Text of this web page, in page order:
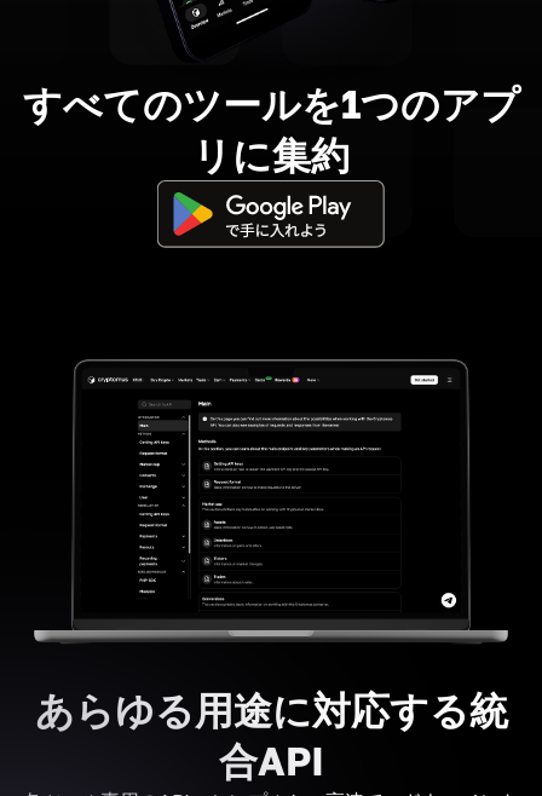
すべてのツールを1つのアプ
リに集約
あらゆる用途に対応する統
合API